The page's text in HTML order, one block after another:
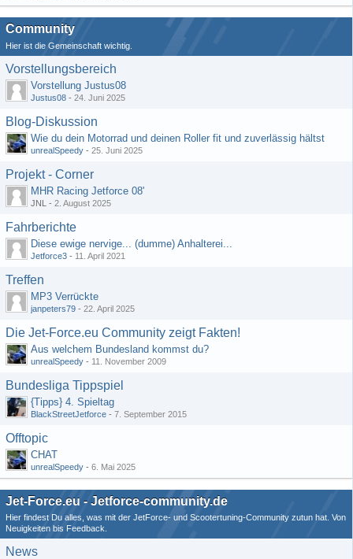
Community
Hier ist die Gemeinschaft wichtig.
Vorstellungsbereich
Vorstellung Justus08
Justus08 - 24. Juni 2025
Blog-Diskussion
Wie du dein Motorrad und deinen Roller fit und zuverlässig hältst
unrealSpeedy - 25. Juni 2025
Projekt - Corner
MHR Racing Jetforce 08'
JNL - 2. August 2025
Fahrberichte
Diese ewige nervige... (dumme) Anhalterei...
Jetforce3 - 11. April 2021
Treffen
MP3 Verrückte
janpeters79 - 22. April 2025
Die Jet-Force.eu Community zeigt Fakten!
Aus welchem Bundesland kommst du?
unrealSpeedy - 11. November 2009
Bundesliga Tippspiel
{Tipps} 4. Spieltag
BlackStreetJetforce - 7. September 2015
Offtopic
CHAT
unrealSpeedy - 6. Mai 2025
Jet-Force.eu - Jetforce-community.de
Hier findest Du alles, was mit der JetForce- und Scootertuning-Community zutun hat. Von
Neuigkeiten bis Feedback.
News